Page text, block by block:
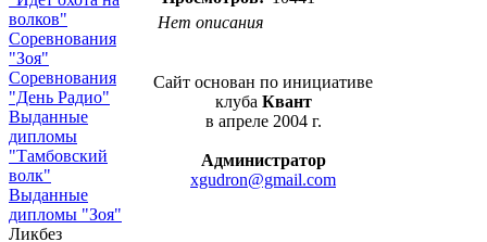
волков"
Соревнования
"Зоя"
Соревнования
"День Радио"
Выданные
дипломы
"Тамбовский
волк"
Выданные
дипломы "Зоя"
Ликбез
Нет описания
Сайт основан по инициативе
клуба Квант
в апреле 2004 г.
Администратор
xgudron@gmail.com